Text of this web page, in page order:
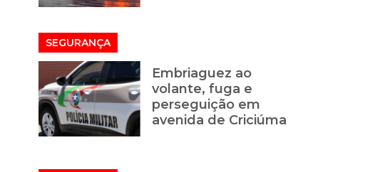
SEGURANÇA
Embriaguez ao
volante, fuga e
perseguição em
avenida de Criciúma